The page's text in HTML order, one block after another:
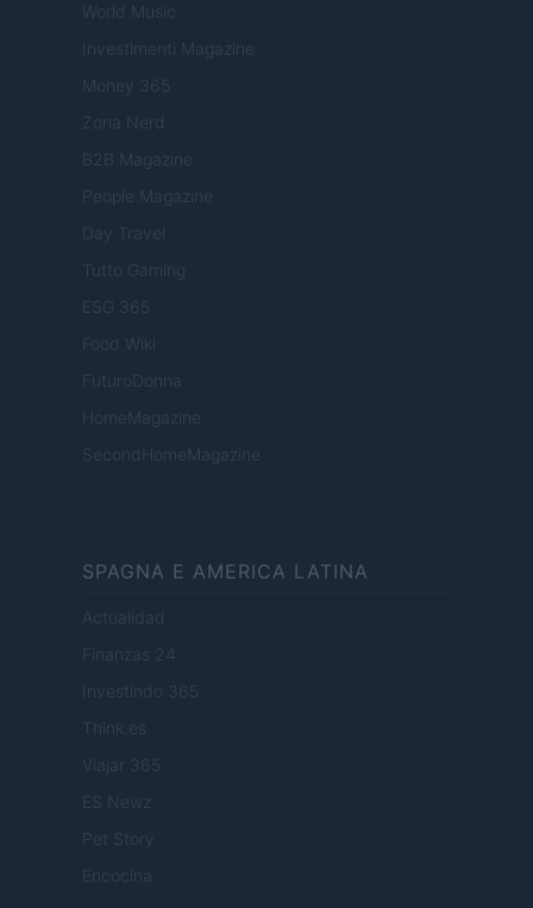
World Music
Investimenti Magazine
Money 365
Zona Nerd
B2B Magazine
People Magazine
Day Travel
Tutto Gaming
ESG 365
Food Wiki
FuturoDonna
HomeMagazine
SecondHomeMagazine
SPAGNA E AMERICA LATINA
Actualidad
Finanzas 24
Investindo 365
Think.es
Viajar 365
ES Newz
Pet Story
Encocina